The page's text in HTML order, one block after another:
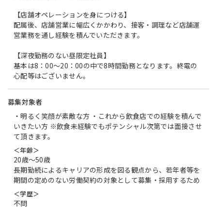
【店舗オペレーションを身につける】
配属後、店舗営業に幅広くかかわり、接客・調理など店舗運
営業務を通し経験を積んでいただきます。
【深夜勤務のない昼限定社員】
基本は8：00～20：00の中で8時間勤務となります。終電の
心配等はございません。
募集対象者
・明るく笑顔が素敵な方 ・これから飲食店での経験を積んで
いきたい方 ※飲食未経験でもポテンシャル次第では面接させ
て頂きます。
＜年齢＞
20歳〜50歳
長期勤続によるキャリアの形成を図る観点から、若年者等を
期間の定めのない労働契約の対象として募集・採用するため
＜学歴＞
不問